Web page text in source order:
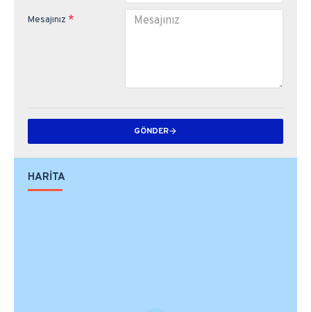
Mesajınız
GÖNDER
HARİTA